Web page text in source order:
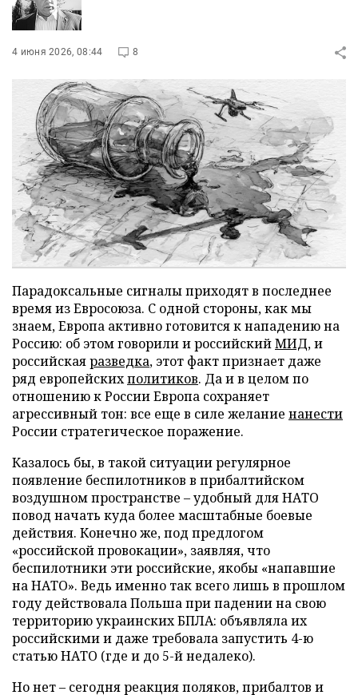
4 июня 2026, 08:44 8
Парадоксальные сигналы приходят в последнее
время из Евросоюза. С одной стороны, как мы
знаем, Европа активно готовится к нападению на
Россию: об этом говорили и российскийМИД, и
российскаяразведка, этот факт признает даже
ряд европейскихполитиков. Да и в целом по
отношению к России Европа сохраняет
агрессивный тон: все еще в силе желание нанести
России стратегическое поражение.
Казалось бы, в такой ситуации регулярное
появление беспилотников в прибалтийском
воздушном пространстве – удобный для НАТО
повод начать куда более масштабные боевые
действия. Конечно же, под предлогом
«российской провокации», заявляя, что
беспилотники эти российские, якобы «напавшие
на НАТО». Ведь именно так всего лишь в прошлом
году действовала Польша при падении на свою
территорию украинских БПЛА: объявляла их
российскими и даже требовала запустить 4-ю
статью НАТО (где и до 5-й недалеко).
Но нет – сегодня реакция поляков, прибалтов и